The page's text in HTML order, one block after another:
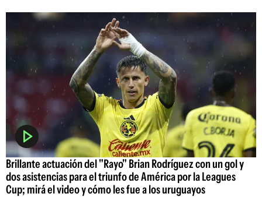
Brillante actuación del "Rayo" Brian Rodríguez con un gol y
dos asistencias para el triunfo de América por la Leagues
Cup; mirá el video y cómo les fue a los uruguayos